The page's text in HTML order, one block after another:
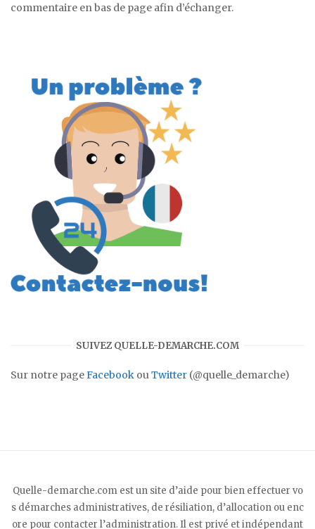
commentaire en bas de page afin d’échanger.
SUIVEZ QUELLE-DEMARCHE.COM
Sur notre pageFacebook ouTwitter (@quelle_demarche)
Quelle-demarche.com est un site d’aide pour bien effectuer vo
s démarches administratives, de résiliation, d’allocation ou enc
ore pour contacter l’administration. Il est privé et indépendant